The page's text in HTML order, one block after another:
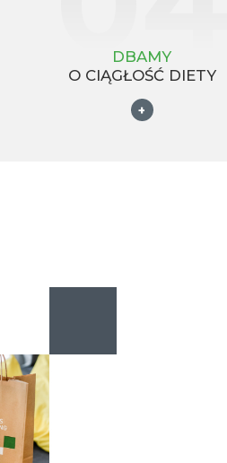
DBAMY
O CIĄGŁOŚĆ DIETY
+